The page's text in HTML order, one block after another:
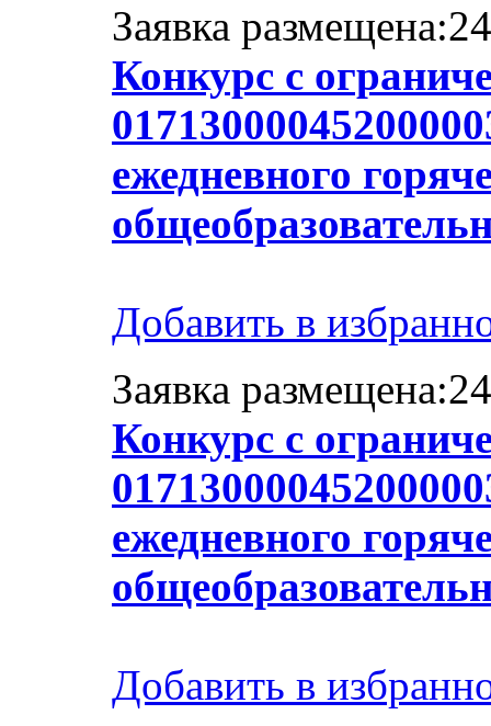
Заявка
Конкурс с
ежедневного
Добавить в
Заявка
Конкурс с
ежедневного
Добавить в